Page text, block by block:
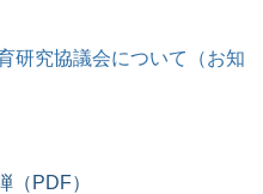
研究協議会について（お知
（PDF）